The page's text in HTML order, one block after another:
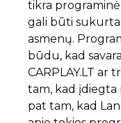
tikra
gali būti sukurta
asmenų.
būdu, kad
CARPLAY.LT ar
tam, kad įdiegta
pat tam, kad